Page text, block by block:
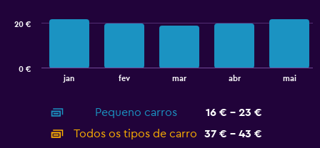
displaying
categories.
jan fev mar abr mai
0 €
20 €
End
Pequeno carros
16 € - 23 €
Todos os tipos de carro
37 € - 43 €